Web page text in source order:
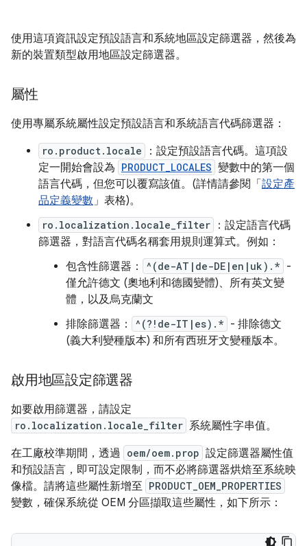
使用這項資訊設定預設語言和系統地區設定篩選器，然後為
新的裝置類型啟用地區設定篩選器。
屬性
使用專屬系統屬性設定預設語言和系統語言代碼篩選器：
ro.product.locale
：設定預設語言代碼。這項設
定一開始會設為 PRODUCT_LOCALES 變數中的第一個
語言代碼，但您可以覆寫該值。(詳情請參閱「 設定產
品定義變數」表格)。
ro.localization.locale_filter
：設定語言代碼
篩選器，對語言代碼名稱套用規則運算式。例如：
包含性篩選器：
^(de-AT|de-DE|en|uk).* -
僅允許德文 (奧地利和德國變體)、所有英文變
體，以及烏克蘭文
排除篩選器：
^(?!de-IT|es).* - 排除德文
(義大利變種版本) 和所有西班牙文變種版本。
啟用地區設定篩選器
如要啟用篩選器，請設定
ro.localization.locale_filter 系統屬性字串值。
在工廠校準期間，透過 oem/oem.prop 設定篩選器屬性值
和預設語言，即可設定限制，而不必將篩選器烘焙至系統映
像檔。請將這些屬性新增至 PRODUCT_OEM_PROPERTIES
變數，確保系統從 OEM 分區擷取這些屬性，如下所示：